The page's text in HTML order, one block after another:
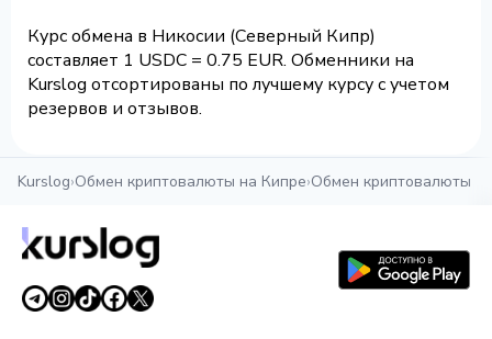
Курс обмена в Никосии (Северный Кипр)
составляет 1 USDC = 0.75 EUR. Обменники на
Kurslog отсортированы по лучшему курсу с учетом
резервов и отзывов.
Kurslog›Обмен криптовалюты на Кипре›Обмен криптовалюты в